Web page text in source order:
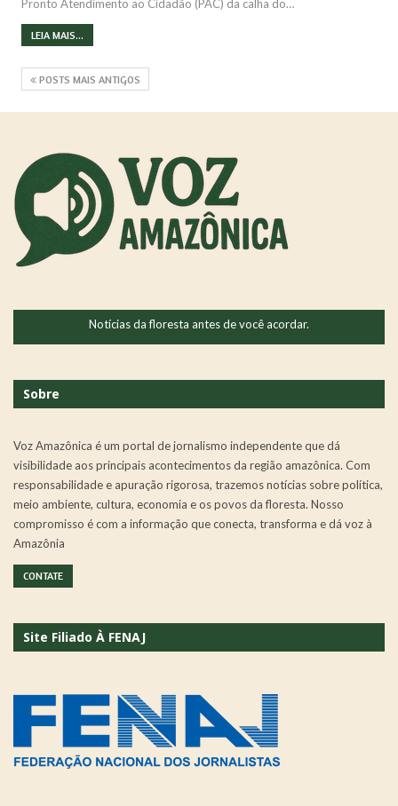
Pronto Atendimento ao Cidadão (PAC) da calha do…
LEIA MAIS...
POSTS MAIS ANTIGOS
Notícias da floresta antes de você acordar.
Sobre
Voz Amazônica é um portal de jornalismo independente que dá
visibilidade aos principais acontecimentos da região amazônica. Com
responsabilidade e apuração rigorosa, trazemos notícias sobre política,
meio ambiente, cultura, economia e os povos da floresta. Nosso
compromisso é com a informação que conecta, transforma e dá voz à
Amazônia
CONTATE
Site Filiado À FENAJ